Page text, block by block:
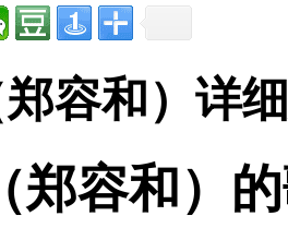
容和）详
郑容和）